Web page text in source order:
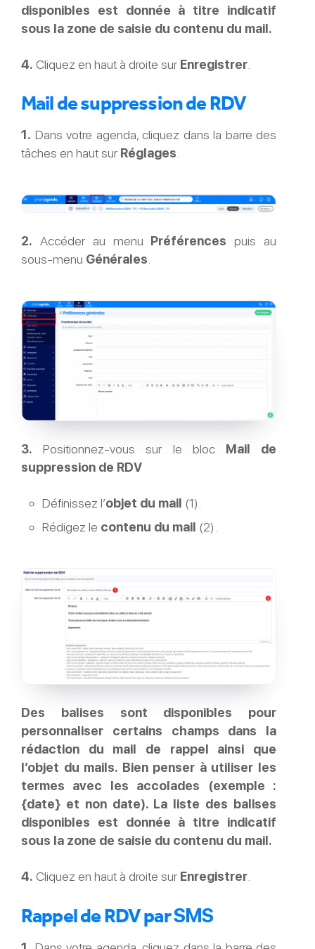
disponibles est donnée à titre indicatif
sous la zone de saisie du contenu du mail.
4. Cliquez en haut à droite sur Enregistrer
Mail de suppression de RDV
1. Dans votre agenda, cliquez dans la barre des
tâches en haut sur Réglages
2. Accéder au menu Préférences puis au
sous-menu Générales
3. Positionnez-vous sur le bloc Mail de
suppression de RDV
Définissez l’objet du mail (1).
Rédigez le contenu du mail (2).
Des balises sont disponibles pour
personnaliser certains champs dans la
rédaction du mail de rappel ainsi que
l’objet du mails. Bien penser à utiliser les
termes avec les accolades (exemple :
{date} et non date). La liste des balises
disponibles est donnée à titre indicatif
sous la zone de saisie du contenu du mail.
4. Cliquez en haut à droite sur Enregistrer.
Rappel de RDV parSMS